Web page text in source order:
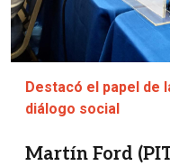
Destacó el papel de
diálogo social
Martín Ford